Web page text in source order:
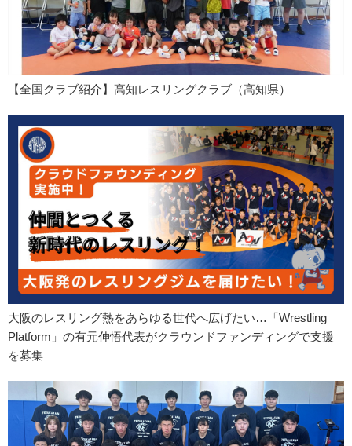
【全国クラブ紹介】高知レスリングクラブ（高知県）
大阪のレスリング熱をあらゆる世代へ広げたい…「Wrestling
Platform」の有元伸悟代表がクラウンドファンディングで支援
を募集